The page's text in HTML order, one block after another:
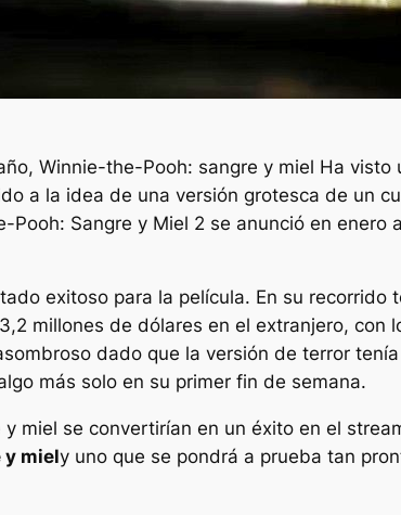
Winnie-the-Pooh: sangre y miel Ha visto
a la idea de una versión grotesca de un
Pooh: Sangre y Miel 2 se anunció en enero
exitoso para la película. En su recorrido
millones de dólares en el extranjero, con
dado que la versión de terror
más solo en su primer fin de semana.
y miel se convertirían en un éxito en el
miely uno que se pondrá a prueba tan